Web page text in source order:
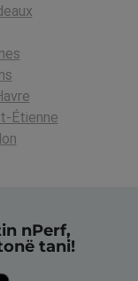
Étienne
nPerf,
tani!